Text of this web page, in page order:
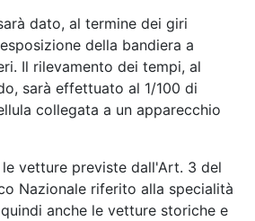
dato, al termine dei giri
della bandiera a
Il rilevamento dei tempi, al
sarà effettuato al 1/100 di
collegata a un apparecchio
le vetture previste dall'Art. 3 del
Nazionale riferito alla specialità
anche le vetture storiche e